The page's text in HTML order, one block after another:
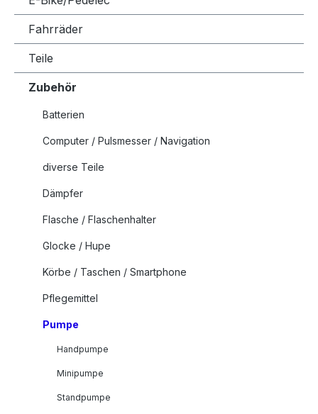
Fahrräder
Teile
Zubehör
Batterien
Computer / Pulsmesser / Navigation
diverse Teile
Dämpfer
Flasche / Flaschenhalter
Glocke / Hupe
Körbe / Taschen / Smartphone
Pflegemittel
Pumpe
Handpumpe
Minipumpe
Standpumpe